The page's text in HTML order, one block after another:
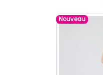
Nouveau